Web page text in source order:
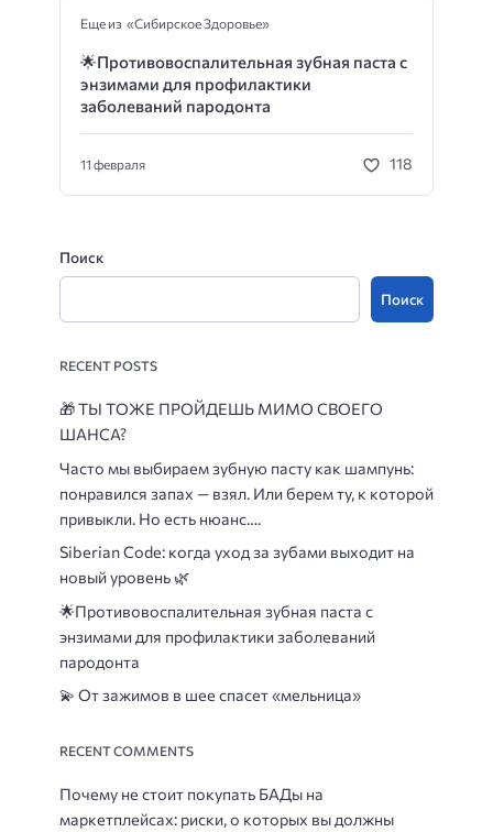
Еще из «Сибирское Здоровье»
🌟Противовоспалительная зубная паста с
энзимами для профилактики
заболеваний пародонта
11 февраля 118
Поиск
Поиск
RECENT POSTS
🎁ТЫ ТОЖЕ ПРОЙДЕШЬ МИМО СВОЕГО
ШАНСА?
Часто мы выбираем зубную пасту как шампунь:
понравился запах — взял. Или берем ту, к которой
привыкли. Но есть нюанс….
Siberian Code: когда уход за зубами выходит на
новый уровень 🌿
🌟Противовоспалительная зубная паста с
энзимами для профилактики заболеваний
пародонта
💫 От зажимов в шее спасет «мельница»
RECENT COMMENTS
Почему не стоит покупать БАДы на
маркетплейсах: риски, о которых вы должны